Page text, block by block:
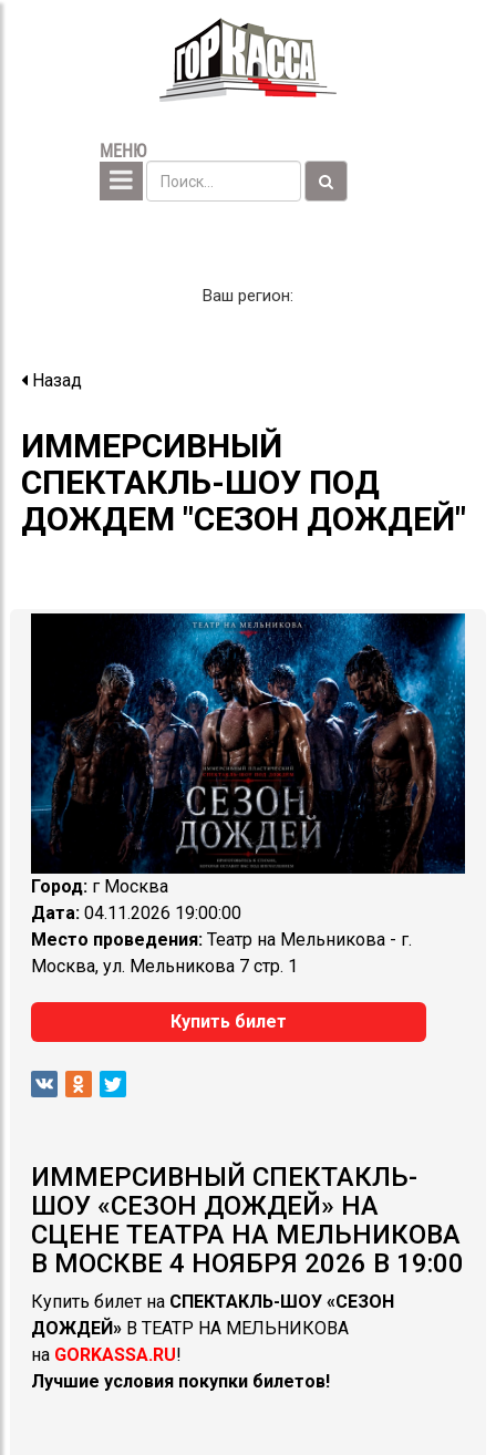
МЕНЮ
Ваш регион:
Назад
ИММЕРСИВНЫЙ
СПЕКТАКЛЬ-ШОУ ПОД
ДОЖДЕМ "СЕЗОН ДОЖДЕЙ"
Город: г Москва
Дата: 04.11.2026 19:00:00
Место проведения: Театр на Мельникова - г.
Москва, ул. Мельникова 7 стр. 1
Купить билет
ИММЕРСИВНЫЙ СПЕКТАКЛЬ-
ШОУ «СЕЗОН ДОЖДЕЙ» НА
СЦЕНЕ ТЕАТРА НА МЕЛЬНИКОВА
В МОСКВЕ 4 НОЯБРЯ 2026 В 19:00
Купить билет на СПЕКТАКЛЬ-ШОУ «СЕЗОН
ДОЖДЕЙ» В ТЕАТР НА МЕЛЬНИКОВА
на GORKASSA.RU!
Лучшие условия покупки билетов!